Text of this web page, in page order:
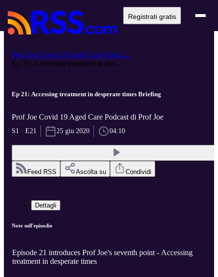
Registrati gratis
Prof Joe Covid 19 Aged Care Podca...
Ep 21: Accessing treatment in des...
Ep 21: Accessing treatment in desperate times Briefing
Prof Joe Covid 19 Aged Care Podcast di Prof Joe
S1 · E21 25 giu 2020 04:10
Feed RSS Ascolta su Condividi
Dettagli
Note sull'episodio
Episode 21 introduces Prof Joe's seventh point - Accessing
treatment in desperate times